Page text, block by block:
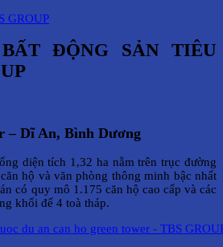
ĐỘNG SẢN TIÊU
– Dĩ An, Bình Dương
diện tích 1,32 ha nằm trên trục đường
hộ và văn phòng thông minh bậc nhất
có quy mô 1.175 căn hộ cao cấp và các
khối đế 4 toà tháp.